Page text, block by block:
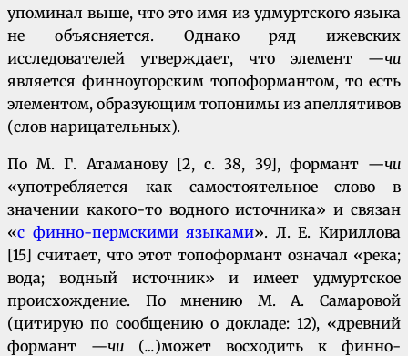
упоминал выше, что это имя из удмуртского языка
не объясняется. Однако ряд ижевских
исследователей утверждает, что элемент —чи
является финноугорским топоформантом, то есть
элементом, образующим топонимы из апеллятивов
(слов нарицательных).
По М. Г. Атаманову [2, с. 38, 39], формант —чи
«употребляется как самостоятельное слово в
значении какого-то водного источника» и связан
«с финно-пермскими языками». Л. Е. Кириллова
[15] считает, что этот топоформант означал «река;
вода; водный источник» и имеет удмуртское
происхождение. По мнению М. А. Самаровой
(цитирую по сообщению о докладе: 12), «древний
формант —чи (…)может восходить к финно-